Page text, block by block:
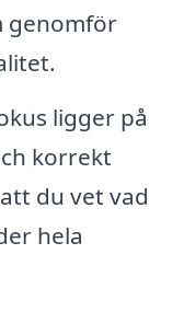
genomför
ligger på
korrekt
du vet vad
hela